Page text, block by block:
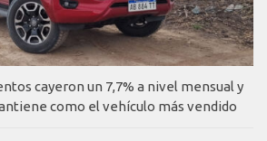
cayeron un 7,7% a nivel mensual y
como el vehículo más vendido